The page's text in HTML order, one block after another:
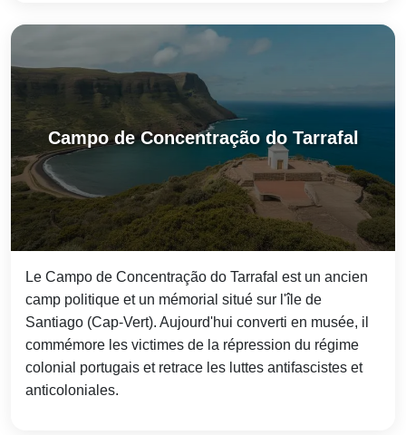
Campo de Concentração do Tarrafal
Le Campo de Concentração do Tarrafal est un ancien
camp politique et un mémorial situé sur l'île de
Santiago (Cap-Vert). Aujourd'hui converti en musée, il
commémore les victimes de la répression du régime
colonial portugais et retrace les luttes antifascistes et
anticoloniales.